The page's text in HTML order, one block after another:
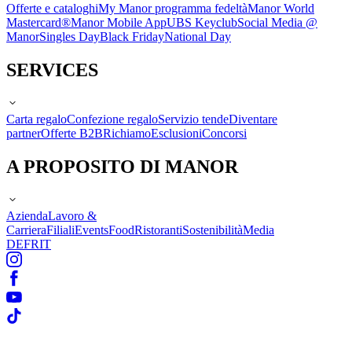
Offerte e cataloghiMy Manor programma fedeltàManor World
Mastercard®Manor Mobile AppUBS KeyclubSocial Media @
ManorSingles DayBlack FridayNational Day
SERVICES
Carta regaloConfezione regaloServizio tendeDiventare
partnerOfferte B2BRichiamoEsclusioniConcorsi
A PROPOSITO DI MANOR
AziendaLavoro &
CarrieraFilialiEventsFoodRistorantiSostenibilitàMedia
DEFRIT